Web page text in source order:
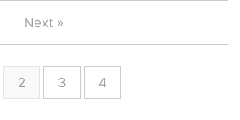
2 3 4
Next »